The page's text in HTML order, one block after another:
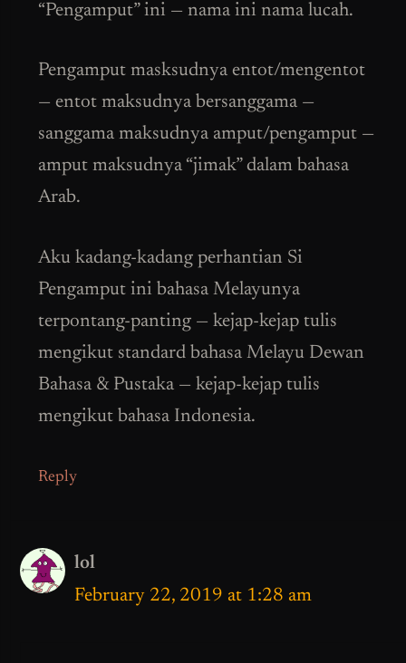
“Pengamput” ini — nama ini nama lucah.
Pengamput masksudnya entot/mengentot
— entot maksudnya bersanggama —
sanggama maksudnya amput/pengamput —
amput maksudnya “jimak” dalam bahasa
Arab.
Aku kadang-kadang perhantian Si
Pengamput ini bahasa Melayunya
terpontang-panting — kejap-kejap tulis
mengikut standard bahasa Melayu Dewan
Bahasa & Pustaka — kejap-kejap tulis
mengikut bahasa Indonesia.
Reply
lol
February 22, 2019 at 1:28 am